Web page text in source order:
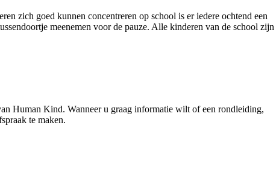
zich goed kunnen concentreren op school is er iedere ochtend een
meenemen voor de pauze. Alle kinderen van de school zijn
Human Kind. Wanneer u graag informatie wilt of een rondleiding,
te maken.